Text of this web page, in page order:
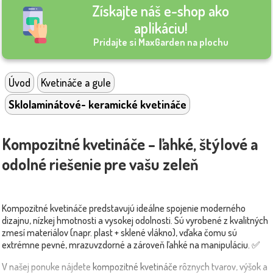
Získajte náš e-shop ako
aplikáciu!
Pridajte si MaxGarden na plochu
Úvod
Kvetináče a gule
Sklolaminátové- keramické kvetináče
Kompozitné kvetináče – ľahké, štýlové a
odolné riešenie pre vašu zeleň
Kompozitné kvetináče predstavujú ideálne spojenie moderného
dizajnu, nízkej hmotnosti a vysokej odolnosti. Sú vyrobené z kvalitných
zmesí materiálov (napr. plast + sklené vlákno), vďaka čomu sú
extrémne pevné, mrazuvzdorné a zároveň ľahké na manipuláciu. ✅
V našej ponuke nájdete kompozitné kvetináče rôznych tvarov, výšok a